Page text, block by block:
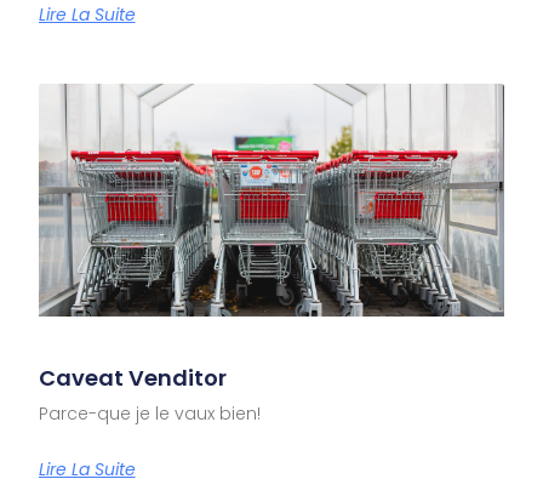
Lire La Suite
Caveat Venditor
Parce-que je le vaux bien!
Lire La Suite